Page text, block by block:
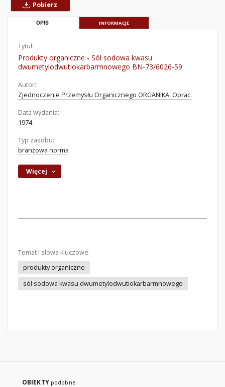
Pobierz
OPIS INFORMACJE
Tytuł:
Produkty organiczne - Sól sodowa kwasu
dwumetylodwutiokarbarmnowego BN-73/6026-59
Autor:
Zjednoczenie Przemysłu Organicznego ORGANIKA. Oprac.
Data wydania:
1974
Typ zasobu:
branżowa norma
Więcej
Temat i słowa kluczowe:
produkty organiczne
sól sodowa kwasu dwumetylodwutiokarbarmnowego
OBIEKTY podobne